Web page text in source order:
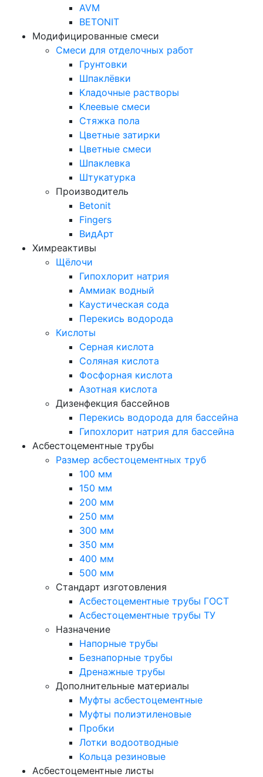
AVM
BETONIT
Модифицированные смеси
Смеси для отделочных работ
Грунтовки
Шпаклёвки
Кладочные растворы
Клеевые смеси
Стяжка пола
Цветные затирки
Цветные смеси
Шпаклевка
Штукатурка
Производитель
Betonit
Fingers
ВидАрт
Химреактивы
Щёлочи
Гипохлорит натрия
Аммиак водный
Каустическая сода
Перекись водорода
Кислоты
Серная кислота
Соляная кислота
Фосфорная кислота
Азотная кислота
Дизенфекция бассейнов
Перекись водорода для бассейна
Гипохлорит натрия для бассейна
Асбестоцементные трубы
Размер асбестоцементных труб
100 мм
150 мм
200 мм
250 мм
300 мм
350 мм
400 мм
500 мм
Стандарт изготовления
Асбестоцементные трубы ГОСТ
Асбестоцементные трубы ТУ
Назначение
Напорные трубы
Безнапорные трубы
Дренажные трубы
Дополнительные материалы
Муфты асбестоцементные
Муфты полиэтиленовые
Пробки
Лотки водоотводные
Кольца резиновые
Асбестоцементные листы